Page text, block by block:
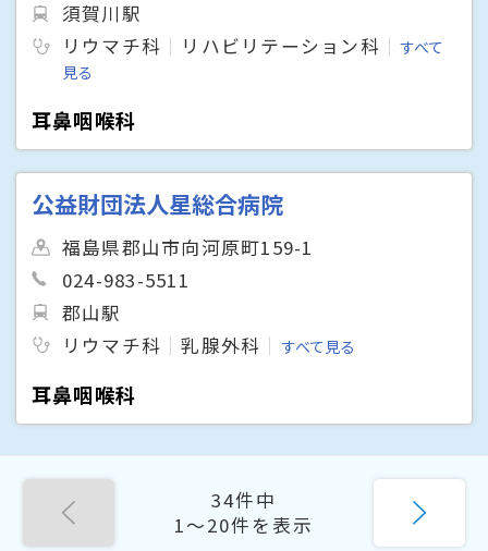
須賀川駅
リウマチ科
リハビリテーション科
すべて
見る
耳鼻咽喉科
公益財団法人星総合病院
福島県郡山市向河原町159-1
024-983-5511
郡山駅
リウマチ科
乳腺外科 すべて見る
耳鼻咽喉科
34件中
1〜20件を表示